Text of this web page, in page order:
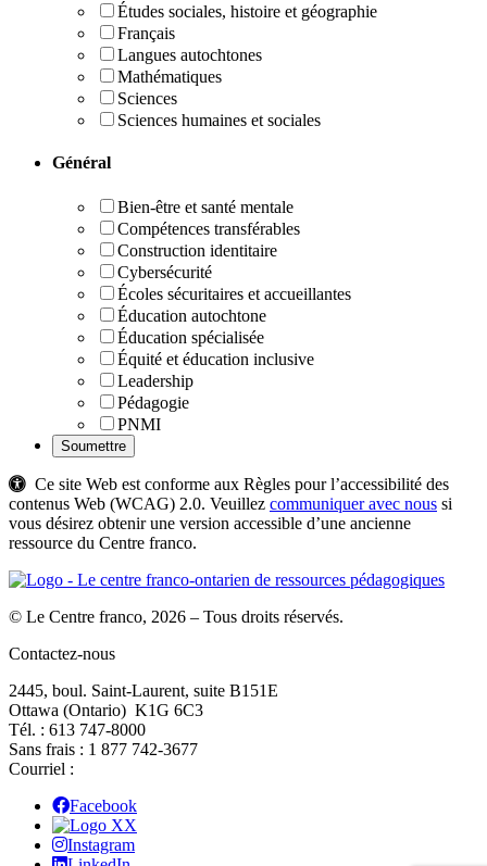
Études sociales, histoire et géographie
Français
Langues autochtones
Mathématiques
Sciences
Sciences humaines et sociales
Général
Bien-être et santé mentale
Compétences transférables
Construction identitaire
Cybersécurité
Écoles sécuritaires et accueillantes
Éducation autochtone
Éducation spécialisée
Équité et éducation inclusive
Leadership
Pédagogie
PNMI
Ce site Web est conforme aux Règles pour l’accessibilité des
contenus Web (WCAG) 2.0. Veuillez communiquer avec nous si
vous désirez obtenir une version accessible d’une ancienne
ressource du Centre franco.
© Le Centre franco, 2026 – Tous droits réservés.
Contactez-nous
2445, boul. Saint-Laurent, suite B151E
Ottawa (Ontario) K1G 6C3
Tél. : 613 747‑8000
Sans frais : 1 877 742‑3677
Courriel :
Facebook
X
Instagram